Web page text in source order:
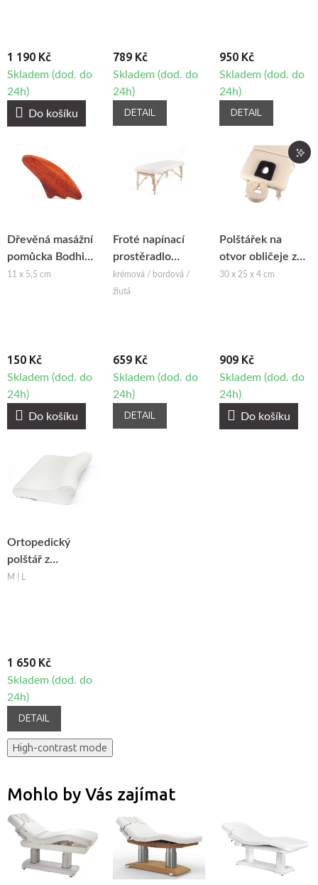
1 190 Kč
Skladem (dod. do
24h)
Do košíku
789 Kč
Skladem (dod. do
24h)
DETAIL
950 Kč
Skladem (dod. do
24h)
DETAIL
Dřevěná masážní
pomůcka Bodhi
Gua Sha
11 x 5,5 cm
150 Kč
Skladem (dod. do
24h)
Do košíku
Froté napínací
prostěradlo
Wuwei
WellTouch na
krémová / bordová /
žlutá
659 Kč
Skladem (dod. do
24h)
DETAIL
Polštářek na
otvor obličeje z
paměťové pěny
30 x 25 x 4 cm
909 Kč
Skladem (dod. do
24h)
Do košíku
Ortopedický
polštář z
paměťové pěny
M | L
1 650 Kč
Skladem (dod. do
24h)
DETAIL
High-contrast mode
Mohlo by Vás zajímat